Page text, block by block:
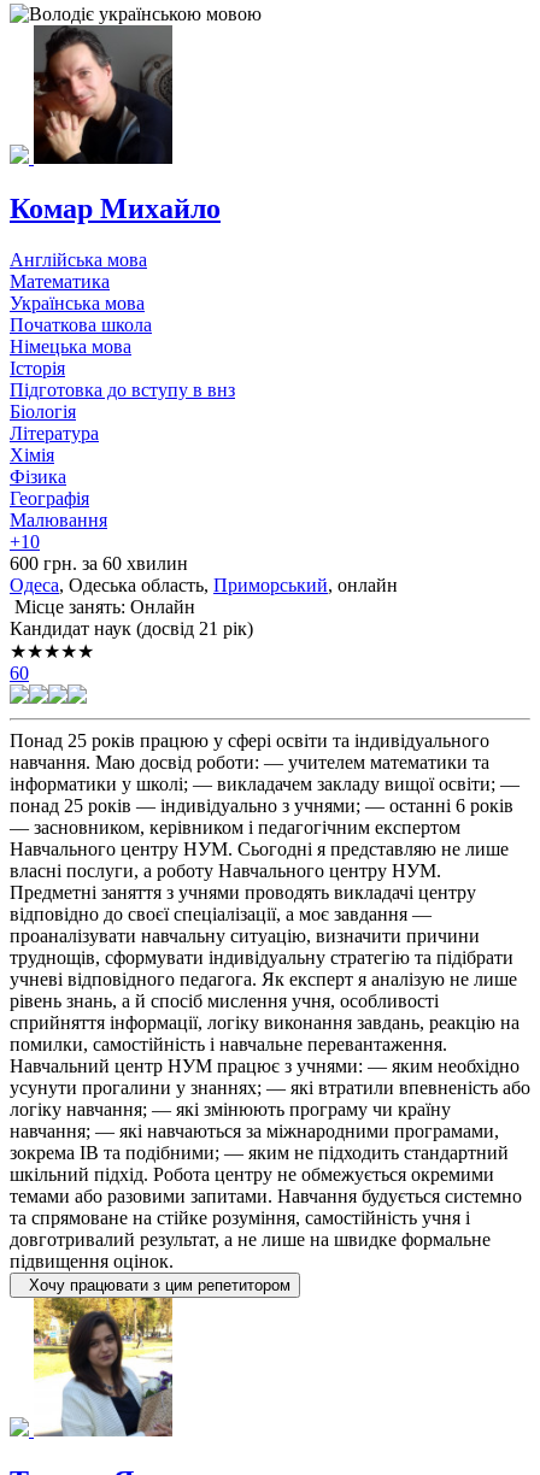
Комар Михайло
Англійська мова
Математика
Українська мова
Початкова школа
Німецька мова
Історія
Підготовка до вступу в внз
Біологія
Література
Хімія
Фізика
Географія
Малювання
+10
600 грн. за 60 хвилин
Одеса, Одеська область, Приморський, онлайн
Місце занять: Онлайн
Кандидат наук (досвід 21 рік)
★★★★★
60
Понад 25 років працюю у сфері освіти та індивідуального
навчання. Маю досвід роботи: — учителем математики та
інформатики у школі; — викладачем закладу вищої освіти; —
понад 25 років — індивідуально з учнями; — останні 6 років
— засновником, керівником і педагогічним експертом
Навчального центру НУМ. Сьогодні я представляю не лише
власні послуги, а роботу Навчального центру НУМ.
Предметні заняття з учнями проводять викладачі центру
відповідно до своєї спеціалізації, а моє завдання —
проаналізувати навчальну ситуацію, визначити причини
труднощів, сформувати індивідуальну стратегію та підібрати
учневі відповідного педагога. Як експерт я аналізую не лише
рівень знань, а й спосіб мислення учня, особливості
сприйняття інформації, логіку виконання завдань, реакцію на
помилки, самостійність і навчальне перевантаження.
Навчальний центр НУМ працює з учнями: — яким необхідно
усунути прогалини у знаннях; — які втратили впевненість або
логіку навчання; — які змінюють програму чи країну
навчання; — які навчаються за міжнародними програмами,
зокрема IB та подібними; — яким не підходить стандартний
шкільний підхід. Робота центру не обмежується окремими
темами або разовими запитами. Навчання будується системно
та спрямоване на стійке розуміння, самостійність учня і
довготривалий результат, а не лише на швидке формальне
підвищення оцінок.
Хочу працювати з цим репетитором